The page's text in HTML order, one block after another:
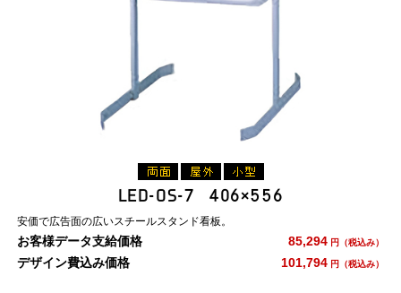
LED-OS-7 406×556
安価で広告面の広いスチールスタンド看板。
お客様データ支給価格 85,294 円（税込み）
デザイン費込み価格 101,794 円（税込み）